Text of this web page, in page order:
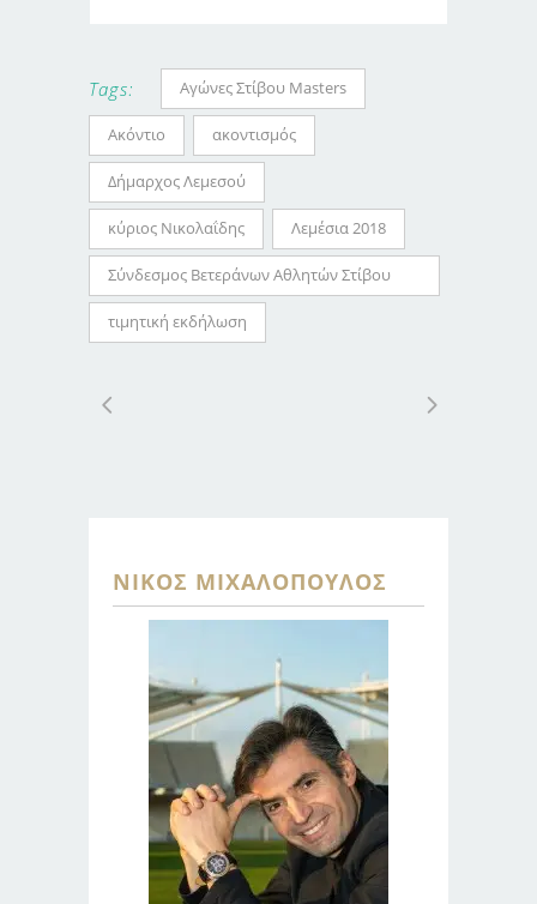
Tags: Αγώνες Στίβου Masters
Ακόντιο ακοντισμός
Δήμαρχος Λεμεσού
κύριος Νικολαΐδης Λεμέσια 2018
Σύνδεσμος Βετεράνων Αθλητών Στίβου
Λεμεσού
τιμητική εκδήλωση
ΝΊΚΟΣ ΜΙΧΑΛΌΠΟΥΛΟΣ